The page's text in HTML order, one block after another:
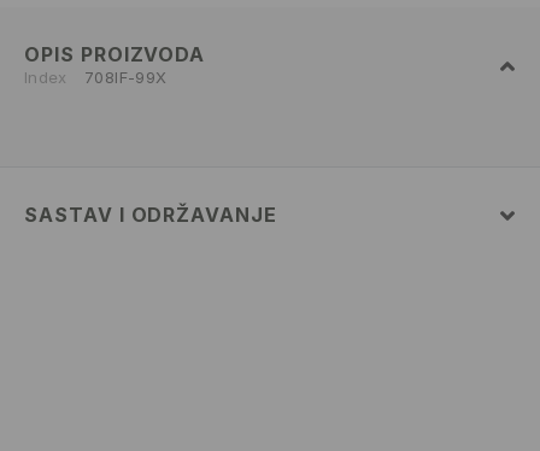
OPIS PROIZVODA
Index 708IF-99X
SASTAV I ODRŽAVANJE